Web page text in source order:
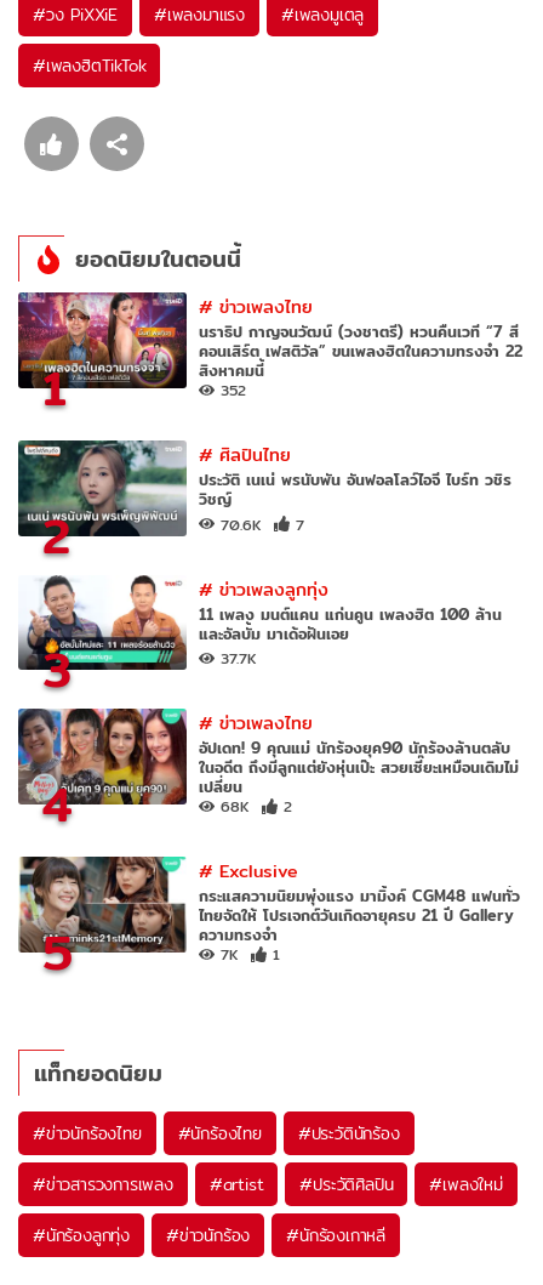
#วง PiXXiE #เพลงมาแรง #เพลงมูเตลู
#เพลงฮิตTikTok
ยอดนิยมในตอนนี้
1
#ข่าวเพลงไทย
นราธิป กาญจนวัฒน์ (วงชาตรี) หวนคืนเวที “7 สี
คอนเสิร์ต เฟสติวัล” ขนเพลงฮิตในความทรงจำ 22
สิงหาคมนี้
352
2
#ศิลปินไทย
ประวัติ เนเน่ พรนับพัน อันฟอลโลว์ไอจี ไบร์ท วชิร
วิชญ์
70.6K 7
3
#ข่าวเพลงลูกทุ่ง
11 เพลง มนต์แคน แก่นคูน เพลงฮิต 100 ล้าน
และอัลบั้ม มาเด้อฝันเอย
37.7K
4
#ข่าวเพลงไทย
อัปเดท! 9 คุณแม่ นักร้องยุค90 นักร้องล้านตลับ
ในอดีต ถึงมีลูกแต่ยังหุ่นเป๊ะ สวยเซี๊ยะเหมือนเดิมไม่
เปลี่ยน
68K 2
5
#Exclusive
กระแสความนิยมพุ่งแรง มามิ้งค์ CGM48 แฟนทั่ว
ไทยจัดให้ โปรเจกต์วันเกิดอายุครบ 21 ปี Gallery
ความทรงจำ
7K 1
แท็กยอดนิยม
#ข่าวนักร้องไทย #นักร้องไทย #ประวัตินักร้อง
#ข่าวสารวงการเพลง #artist #ประวัติศิลปิน #เพลงใหม่
#นักร้องลูกทุ่ง #ข่าวนักร้อง #นักร้องเกาหลี